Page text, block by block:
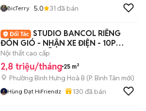
BicTerry 5.0 31 đã bán
STUDIO BANCOL RIÊNG
ĐÓN GIÓ - NHẬN XE ĐIỆN - 10P
AEON TP - HỖ TRỢ CỌC
Nội thất cao cấp
2,8 triệu/tháng 25 m²
Phường Bình Hưng Hoà B (P. Bình Tân mới)
Hùng Đạt HiFriendz 130 đã bán